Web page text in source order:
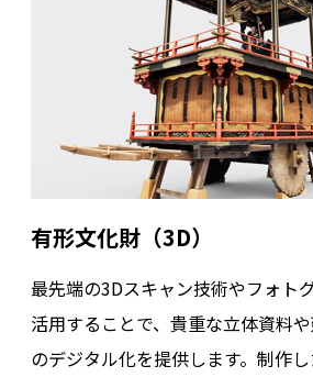
有形文化財（3D）
最先端の3Dスキャン技術やフォト
活用することで、貴重な立体資料
のデジタル化を提供します。制作